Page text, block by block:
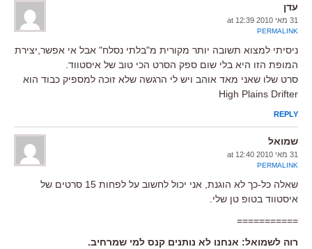
עדן
31 מאי 2010 at 12:39
PERMALINK
ניסיתי למצוא תשובה יותר מקורית מ"בלתי נסלח" אבל אי אפשר,יצירת
המופת הזו היא בלי שום ספק הסרט הכי טוב של איסטווד.
סרט שלו שאני מאד אוהב ויש לי הרגשה שלא זוכה למספיק כבוד הוא
High Plains Drifter
REPLY
שמואל
31 מאי 2010 at 12:40
PERMALINK
שאלה כל-כך לא הוגנת, אני יכול לחשוב על לפחות 15 סרטים של
איסטווד בטופ טן שלי.
===========
רוה לשמואל: אנחנו לא נותנים קנס למי שמרחיב.